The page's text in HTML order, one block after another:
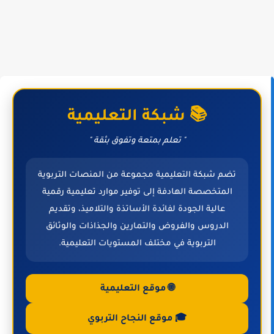
📚 شبكة التعليمية
" تعلم بمتعة وتفوق بثقة "
تضم شبكة التعليمية مجموعة من المنصات التربوية
المتخصصة الهادفة إلى توفير موارد تعليمية رقمية
عالية الجودة لفائدة الأساتذة والتلاميذ، وتقديم
الدروس والفروض والتمارين والجذاذات والوثائق
التربوية في مختلف المستويات التعليمية.
🌐 موقع التعليمية
🎓 موقع النجاح التربوي